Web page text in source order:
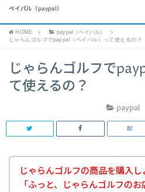
ペイパル（paypal）
HOME
paypal（ペイパル）
じゃらんゴルフでpaypal（ペイパル）って使えるの？
じゃらんゴルフで
て使えるの？
paypal
じゃらんゴルフの商品を購入し
「ふっと、じゃらんゴルフのお